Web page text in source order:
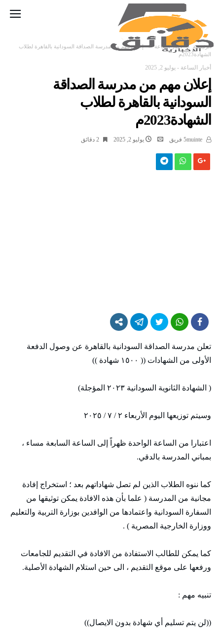
‫الرئيسية‬ أخبار الساعة
إعلان مهم من مدرسة الصداقة السودانية بالقاهرة لطلاب
الشهادة2023م
أخبار الساعة - يوليو 2, 2025
إعلان مهم من مدرسة الصداقة
السودانية بالقاهرة لطلاب
الشهادة2023م
يوليو 2, 2025 2 ‫دقائق‬
تعلن مدرسة الصداقة السودانية بالقاهرة عن وصول الدفعة
الأولى من الشهادات (( ١٥٠٠ شهادة ))
( الشهادة الثانوية السودانية ٢٠٢٣ المؤجلة)
وسيتم توزيعها اليوم الأربعاء ٢ / ٧ / ٢٠٢٥
اعتبارا من الساعة الواحدة ظهراً إلى الساعة السابعة مساء ،
بمباني المدرسة بالدقي.
كما ننوه الطلاب الذين لم تصل شهاداتهم بعد ؛ استخراج إفادة
مجانية من المدرسة ( علما بأن هذه الافادة يمكن توثيقها من
السفارة السودانية واعتمادها من الوافدين بوزارة التربية والتعليم
ووزارة الخارجية المصرية ) .
كما يمكن للطالب الاستفادة من الافادة في التقديم للجامعات
ورفعها على موقع التقديم ، الى حين استلام الشهادة الأصلية.
تنبيه مهم :
((لن يتم تسليم أي شهادة بدون الايصال))